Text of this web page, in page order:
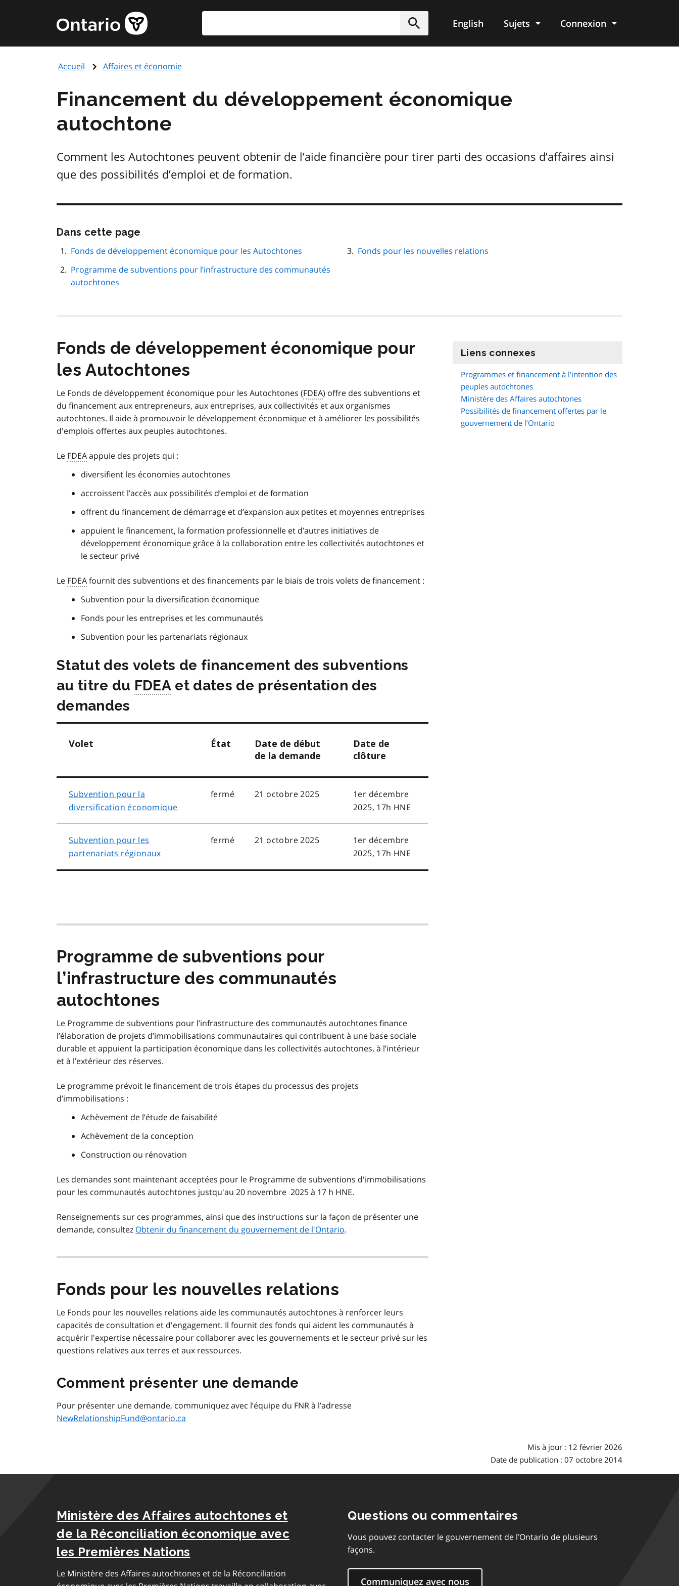
principal
Page
d'accueil
de
Soumettre
English Sujets Connexion
Accueil Affaires et économie
Financement du développement économique
autochtone
Comment les Autochtones peuvent obtenir de l’aide financière pour tirer parti des occasions d’affaires ainsi
que des possibilités d’emploi et de formation.
Dans cette page
navigation
page
Fonds de développement économique pour les Autochtones
Programme de subventions pour l’infrastructure des communautés
autochtones
Fonds pour les nouvelles relations
Fonds de développement économique pour
les Autochtones
Le Fonds de développement économique pour les Autochtones (FDEA) offre des subventions et
du financement aux entrepreneurs, aux entreprises, aux collectivités et aux organismes
autochtones. Il aide à promouvoir le développement économique et à améliorer les possibilités
d'emplois offertes aux peuples autochtones.
Le FDEAappuie des projets qui :
diversifient les économies autochtones
accroissent l’accès aux possibilités d’emploi et de formation
offrent du financement de démarrage et d’expansion aux petites et moyennes entreprises
appuient le financement, la formation professionnelle et d’autres initiatives de
développement économique grâce à la collaboration entre les collectivités autochtones et
le secteur privé
Le FDEAfournit des subventions et des financements par le biais de trois volets de financement :
Subvention pour la diversification économique
Fonds pour les entreprises et les communautés
Subvention pour les partenariats régionaux
Statut des volets de financement des subventions
au titre du FDEA et dates de présentation des
demandes
Volet État
Date de début
de la demande
Date de
clôture
Subvention pour la
diversification économique
fermé 21 octobre 2025
1er décembre
2025, 17h HNE
Subvention pour les
partenariats régionaux
fermé 21 octobre 2025
1er décembre
2025, 17h HNE
Programme de subventions pour
l’infrastructure des communautés
autochtones
Le Programme de subventions pour l’infrastructure des communautés autochtones finance
l’élaboration de projets d’immobilisations communautaires qui contribuent à une base sociale
durable et appuient la participation économique dans les collectivités autochtones, à l’intérieur
et à l’extérieur des réserves.
Le programme prévoit le financement de trois étapes du processus des projets
d’immobilisations :
Achèvement de l’étude de faisabilité
Achèvement de la conception
Construction ou rénovation
Les demandes sont maintenant acceptées pour le Programme de subventions d'immobilisations
pour les communautés autochtones justqu'au 20 novembre 2025 à 17 h HNE.
Renseignements sur ces programmes, ainsi que des instructions sur la façon de présenter une
demande, consultez Obtenir du financement du gouvernement de l'Ontario.
Fonds pour les nouvelles relations
Le Fonds pour les nouvelles relations aide les communautés autochtones à renforcer leurs
capacités de consultation et d'engagement. Il fournit des fonds qui aident les communautés à
acquérir l'expertise nécessaire pour collaborer avec les gouvernements et le secteur privé sur les
questions relatives aux terres et aux ressources.
Comment présenter une demande
Pour présenter une demande, communiquez avec l’équipe du FNR à l’adresse
NewRelationshipFund@ontario.ca
Liens connexes
Programmes et financement à l’intention des
peuples autochtones
Ministère des Affaires autochtones
Possibilités de financement offertes par le
gouvernement de l’Ontario
Mis à jour : 12 février 2026
Date de publication : 07 octobre 2014
Ministère des Affaires autochtones et
de la Réconciliation économique avec
les Premières Nations
Le Ministère des Affaires autochtones et de la Réconciliation
Questions ou commentaires
Vous pouvez contacter le gouvernement de l’Ontario de plusieurs
façons.
Communiquez avec nous